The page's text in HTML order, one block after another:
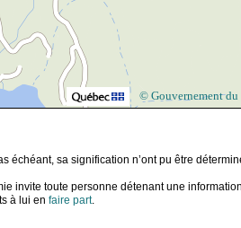
© Gouvernement du
échéant, sa signification n’ont pu être
invite toute personne détenant une
à lui en faire part.